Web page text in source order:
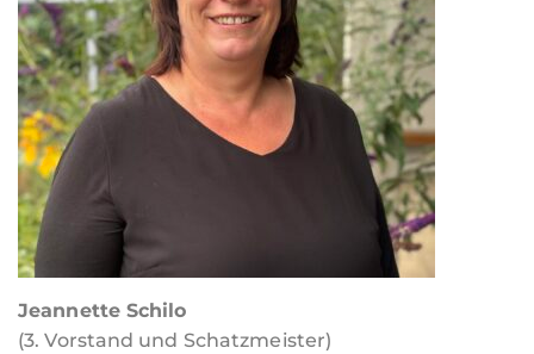
Jeannette Schilo
(3. Vorstand und Schatzmeister)